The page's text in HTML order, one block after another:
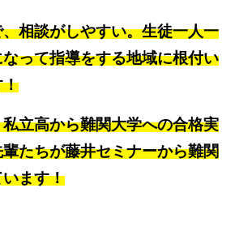
相談がしやすい。生徒一人一
って指導をする地域に根付い
！
立高から難関大学への合格実
たちが藤井セミナーから難関
ます！